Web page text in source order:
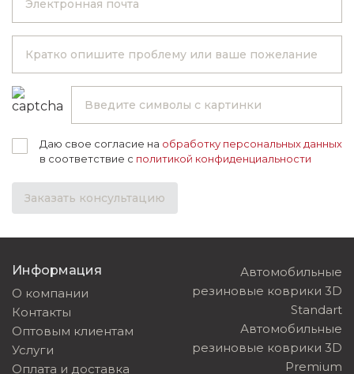
Даю свое согласие на обработку персональных данных
в соответствие с политикой конфиденциальности
Заказать консультацию
Информация
О компании
Контакты
Оптовым клиентам
Услуги
Оплата и доставка
Автомобильные
резиновые коврики 3D
Standart
Автомобильные
резиновые коврики 3D
Premium